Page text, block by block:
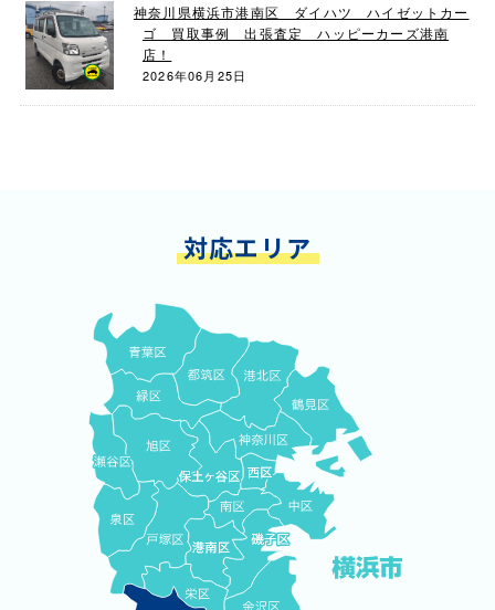
神奈川県横浜市港南区 ダイハツ ハイゼットカー
ゴ 買取事例 出張査定 ハッピーカーズ港南
店！
2026年06月25日
対応エリア